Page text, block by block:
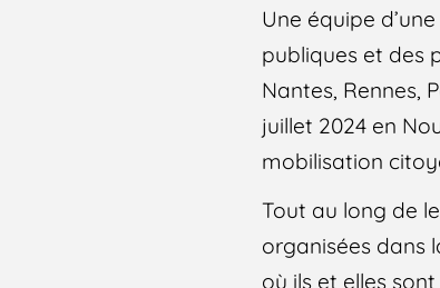
Une équipe
publiques et des
Nantes, Rennes,
juillet 2024 en
mobilisation
Tout au long de
organisées dans
où ils et elles